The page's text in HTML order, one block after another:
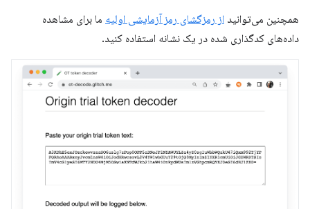
همچنین می‌توانید از رمزگشای رمز آزمایشی اولیه ما برای مشاهده
داده‌های کدگذاری شده در یک نشانه استفاده کنید.